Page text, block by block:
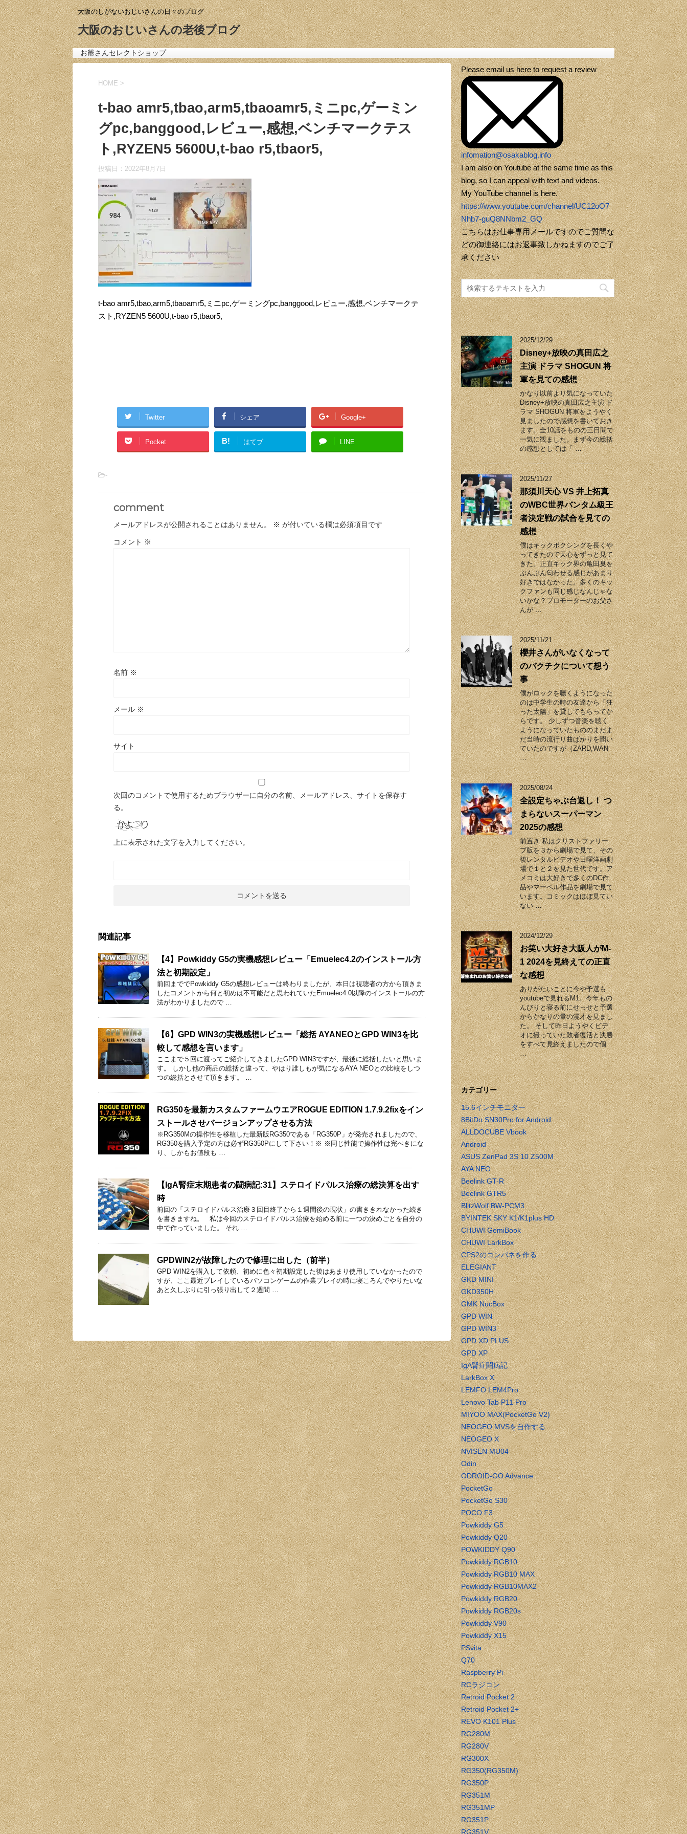
大阪のしがないおじいさんの日々のブログ
大阪のおじいさんの老後ブログ
お爺さんセレクトショップ
HOME >
t-bao amr5,tbao,arm5,tbaoamr5,ミニpc,ゲーミン
グpc,banggood,レビュー,感想,ベンチマークテス
ト,RYZEN5 5600U,t-bao r5,tbaor5,
投稿日： 2022年8月7日
t-bao amr5,tbao,arm5,tbaoamr5,ミニpc,ゲーミングpc,banggood,レビュー,感想,ベンチマークテ
スト,RYZEN5 5600U,t-bao r5,tbaor5,
Twitter シェア Google+
Pocket B! はてブ LINE
-
comment
メールアドレスが公開されることはありません。 ※ が付いている欄は必須項目です
コメント ※
名前 ※
メール ※
サイト
次回のコメントで使用するためブラウザーに自分の名前、メールアドレス、サイトを保存す
る。
上に表示された文字を入力してください。
関連記事
【4】Powkiddy G5の実機感想レビュー「Emuelec4.2のインストール方
法と初期設定」
前回まででPowkiddy G5の感想レビューは終わりましたが、本日は視聴者の方から頂きま
したコメントから何と初めは不可能だと思われていたEmuelec4.0以降のインストールの方
法がわかりましたので …
【6】GPD WIN3の実機感想レビュー「総括 AYANEOとGPD WIN3を比
較して感想を言います」
ここまで５回に渡ってご紹介してきましたGPD WIN3ですが、最後に総括したいと思いま
す。 しかし他の商品の総括と違って、やはり誰しもが気になるAYA NEOとの比較をしつ
つの総括とさせて頂きます。 …
RG350を最新カスタムファームウエアROGUE EDITION 1.7.9.2fixをイン
ストールさせバージョンアップさせる方法
※RG350Mの操作性を移植した最新版RG350である「RG350P」が発売されましたので、
RG350を購入予定の方は必ずRG350Pにして下さい！※ ※同じ性能で操作性は完ぺきにな
り、しかもお値段も …
【IgA腎症末期患者の闘病記:31】ステロイドパルス治療の総決算を出す
時
前回の「ステロイドパルス治療３回目終了から１週間後の現状」の書ききれなかった続き
を書きますね。 私は今回のステロイドパルス治療を始める前に一つの決めごとを自分の
中で作っていました。 それ …
GPDWIN2が故障したので修理に出した（前半）
GPD WIN2を購入して依頼、初めに色々初期設定した後はあまり使用していなかったので
すが、ここ最近プレイしているパソコンゲームの作業プレイの時に寝ころんでやりたいな
あと久しぶりに引っ張り出して２週間 …
Please email us here to request a review
infomation@osakablog.info
I am also on Youtube at the same time as this
blog, so I can appeal with text and videos.
My YouTube channel is here.
https://www.youtube.com/channel/UC12oO7
Nhb7-guQ8NNbm2_GQ
こちらはお仕事専用メールですのでご質問な
どの御連絡にはお返事致しかねますのでご了
承ください
2025/12/29
Disney+放映の真田広之
主演 ドラマ SHOGUN 将
軍を見ての感想
かなり以前より気になっていた
Disney+放映の真田広之主演 ド
ラマ SHOGUN 将軍をようやく
見ましたので感想を書いておき
ます。全10話をものの三日間で
一気に観ました。まず今の総括
の感想としては「 …
2025/11/27
那須川天心 VS 井上拓真
のWBC世界バンタム級王
者決定戦の試合を見ての
感想
僕はキックボクシングを長くや
ってきたので天心をずっと見て
きた。正直キック界の亀田臭を
ぷんぷん匂わせる感じがあまり
好きではなかった。多くのキッ
クファンも同じ感じなんじゃな
いかな？プロモーターのお父さ
んが …
2025/11/21
櫻井さんがいなくなって
のバクチクについて想う
事
僕がロックを聴くようになった
のは中学生の時の友達から「狂
った太陽」を貸してもらってか
らです。 少しずつ音楽を聴く
ようになっていたもののまだま
だ当時の流行り曲ばかりを聞い
ていたのですが（ZARD,WAN
…
2025/08/24
全設定ちゃぶ台返し！ つ
まらないスーパーマン
2025の感想
前置き 私はクリストファリー
ブ版を３から劇場で見て、その
後レンタルビデオや日曜洋画劇
場で１と２を見た世代です。ア
メコミは大好きで多くのDC作
品やマーベル作品を劇場で見て
います。コミックはほぼ見てい
ない …
2024/12/29
お笑い大好き大阪人がM-
1 2024を見終えての正直
な感想
ありがたいことに今や予選も
youtubeで見れるM1。今年もの
んびりと寝る前にせっせと予選
からかなりの量の漫才を見まし
た。 そして昨日ようやくビデ
オに撮っていた敗者復活と決勝
をすべて見終えましたので個
…
カテゴリー
15.6インチモニター
8BitDo SN30Pro for Android
ALLDOCUBE Vbook
Android
ASUS ZenPad 3S 10 Z500M
AYA NEO
Beelink GT-R
Beelink GTR5
BlitzWolf BW-PCM3
BYINTEK SKY K1/K1plus HD
CHUWI GemiBook
CHUWI LarkBox
CPS2のコンパネを作る
ELEGIANT
GKD MINI
GKD350H
GMK NucBox
GPD WIN
GPD WIN3
GPD XD PLUS
GPD XP
IgA腎症闘病記
LarkBox X
LEMFO LEM4Pro
Lenovo Tab P11 Pro
MIYOO MAX(PocketGo V2)
NEOGEO MVSを自作する
NEOGEO X
NVISEN MU04
Odin
ODROID-GO Advance
PocketGo
PocketGo S30
POCO F3
Powkiddy G5
Powkiddy Q20
POWKIDDY Q90
Powkiddy RGB10
Powkiddy RGB10 MAX
Powkiddy RGB10MAX2
Powkiddy RGB20
Powkiddy RGB20s
Powkiddy V90
Powkiddy X15
PSvita
Q70
Raspberry Pi
RCラジコン
Retroid Pocket 2
Retroid Pocket 2+
REVO K101 Plus
RG280M
RG280V
RG300X
RG350(RG350M)
RG350P
RG351M
RG351MP
RG351P
RG351V